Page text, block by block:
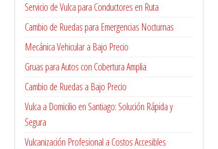
Servicio de Vulca para Conductores en Ruta
Cambio de Ruedas para Emergencias Nocturnas
Mecánica Vehicular a Bajo Precio
Gruas para Autos con Cobertura Amplia
Cambio de Ruedas a Bajo Precio
Vulca a Domicilio en Santiago: Solución Rápida y
Segura
Vulcanización Profesional a Costos Accesibles